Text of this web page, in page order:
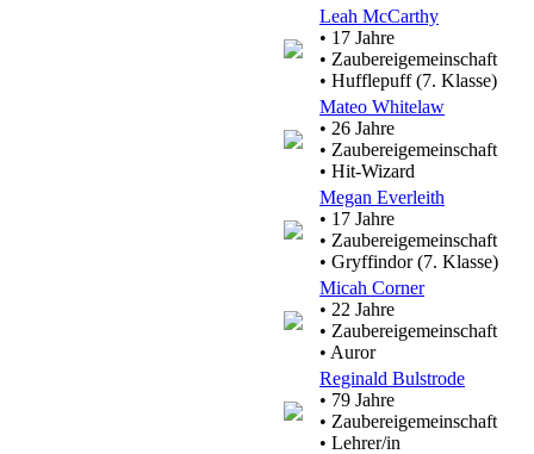
Leah McCarthy
• 17 Jahre
• Zaubereigemeinschaft
• Hufflepuff (7. Klasse)
Mateo Whitelaw
• 26 Jahre
• Zaubereigemeinschaft
• Hit-Wizard
Megan Everleith
• 17 Jahre
• Zaubereigemeinschaft
• Gryffindor (7. Klasse)
Micah Corner
• 22 Jahre
• Zaubereigemeinschaft
• Auror
Reginald Bulstrode
• 79 Jahre
• Zaubereigemeinschaft
• Lehrer/in